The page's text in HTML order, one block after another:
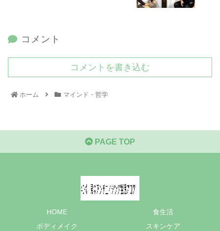
コメント
コメントを書き込む
ホーム マインド・哲学
PAGE TOP
HOME
食生活
ボディメイク
スキンケア